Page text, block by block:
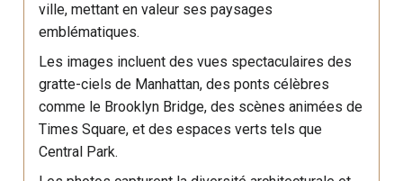
ville, mettant en valeur ses paysages
emblématiques.
Les images incluent des vues spectaculaires des
gratte-ciels de Manhattan, des ponts célèbres
comme le Brooklyn Bridge, des scènes animées de
Times Square, et des espaces verts tels que
Central Park.